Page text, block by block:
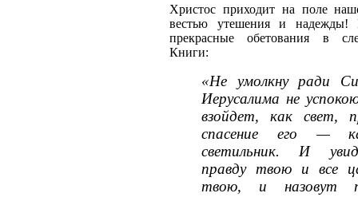
Христос приходит на поле
вестью утешения и надежды!
прекрасные обетования в
Книги:
«Не умолкну ради
Иерусалима не
взойдет, как свет,
спасение его —
светильник. И
правду твою и все
твою, и назовут